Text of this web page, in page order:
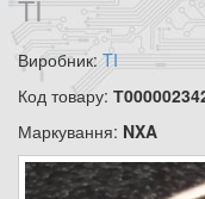
TI
Виробник: TI
Код товару:
Маркування: NXA